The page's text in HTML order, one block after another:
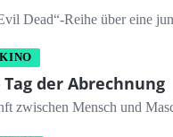
Dead“-Reihe über eine
KINO
der Abrechnung
zwischen Mensch und